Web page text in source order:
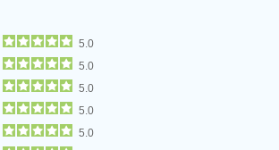
5.0
5.0
5.0
5.0
5.0